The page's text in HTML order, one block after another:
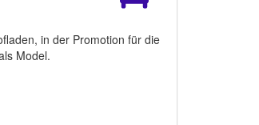
in der Promotion für die
Model.